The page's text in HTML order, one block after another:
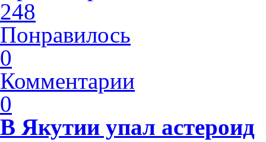
248
Понравилось
0
Комментарии
0
В Якутии упал астероид